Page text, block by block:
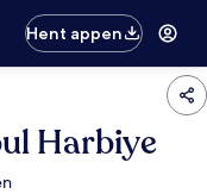
Hent appen
Harbiye